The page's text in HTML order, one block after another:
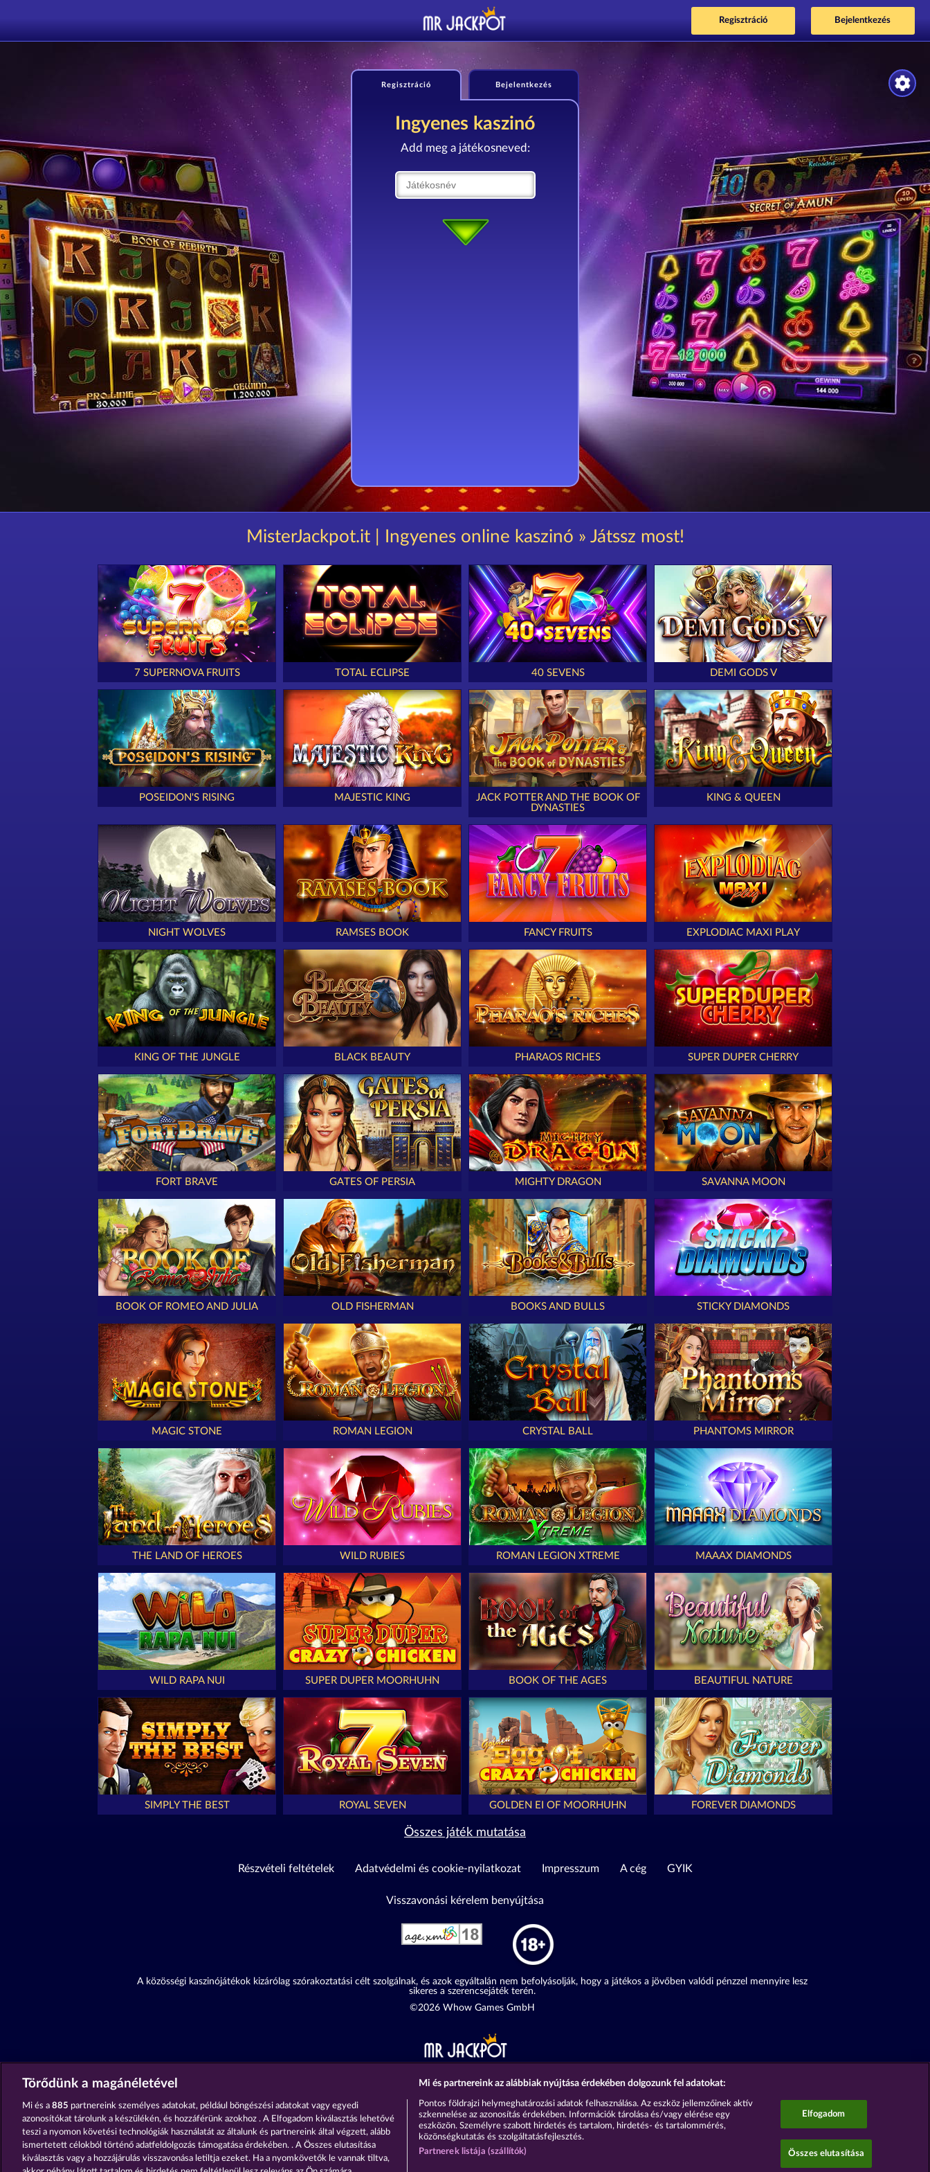
Regisztráció Bejelentkezés
Regisztráció Bejelentkezés
Ingyenes kaszinó
Add meg a játékosneved:
MisterJackpot.it | Ingyenes online kaszinó » Játssz most!
7 SUPERNOVA FRUITS TOTAL ECLIPSE 40 SEVENS DEMI GODS V
POSEIDON'S RISING MAJESTIC KING
JACK POTTER AND THE BOOK OF
DYNASTIES
KING & QUEEN
NIGHT WOLVES RAMSES BOOK FANCY FRUITS EXPLODIAC MAXI PLAY
KING OF THE JUNGLE BLACK BEAUTY PHARAOS RICHES SUPER DUPER CHERRY
FORT BRAVE GATES OF PERSIA MIGHTY DRAGON SAVANNA MOON
BOOK OF ROMEO AND JULIA OLD FISHERMAN BOOKS AND BULLS STICKY DIAMONDS
MAGIC STONE ROMAN LEGION CRYSTAL BALL PHANTOMS MIRROR
THE LAND OF HEROES WILD RUBIES ROMAN LEGION XTREME MAAAX DIAMONDS
WILD RAPA NUI SUPER DUPER MOORHUHN BOOK OF THE AGES BEAUTIFUL NATURE
SIMPLY THE BEST ROYAL SEVEN GOLDEN EI OF MOORHUHN FOREVER DIAMONDS
Összes játék mutatása
Részvételi feltételek Adatvédelmi és cookie-nyilatkozat Impresszum A cég GYIK
Visszavonási kérelem benyújtása
A közösségi kaszinójátékok kizárólag szórakoztatási célt szolgálnak, és azok egyáltalán nem befolyásolják, hogy a játékos a jövőben valódi pénzzel mennyire lesz
sikeres a szerencsejáték terén.
©2026 Whow Games GmbH
Törődünk a magánéletével
Mi és a 885 partnereink személyes adatokat, például böngészési adatokat vagy egyedi
azonosítókat tárolunk a készülékén, és hozzáférünk azokhoz . A Elfogadom kiválasztás lehetővé
teszi a nyomon követési technológiák használatát az általunk és partnereink által végzett, alább
ismertetett célokból történő adatfeldolgozás támogatása érdekében. . A Összes elutasítása
kiválasztás vagy a hozzájárulás visszavonása letiltja ezeket. Ha a nyomkövetők le vannak tiltva,
Mi és partnereink az alábbiak nyújtása érdekében dolgozunk fel adatokat:
Pontos földrajzi helymeghatározási adatok felhasználása. Az eszköz jellemzőinek aktív
szkennelése az azonosítás érdekében. Információk tárolása és/vagy elérése egy
eszközön. Személyre szabott hirdetés és tartalom, hirdetés- és tartalommérés,
közönségkutatás és szolgáltatásfejlesztés.
Partnerek listája (szállítók)
Elfogadom
Összes elutasítása